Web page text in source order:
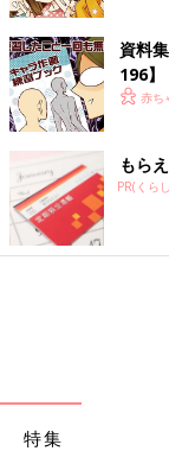
資料
196】
赤ち
もら
PR(くら
特集